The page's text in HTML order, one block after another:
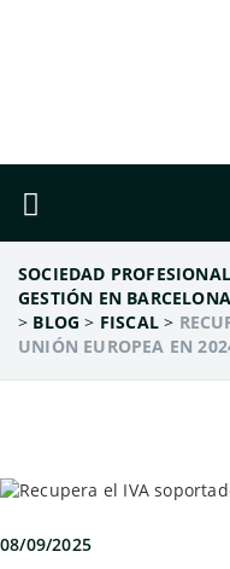
SOCIEDAD
GESTIÓN EN BARCELONA
> BLOG > FISCAL >
UNIÓN EUROPEA EN
08/09/2025